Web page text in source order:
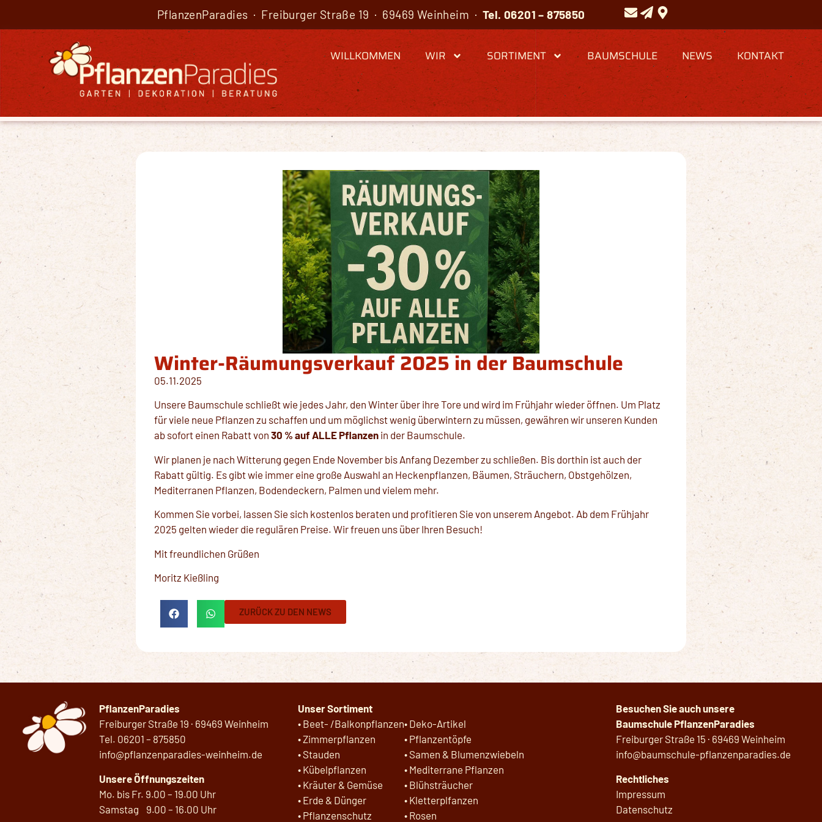
PflanzenParadies · Freiburger Straße 19 · 69469 Weinheim · Tel. 06201 – 875850
WILLKOMMEN WIR SORTIMENT BAUMSCHULE NEWS KONTAKT
Winter-Räumungsverkauf 2025 in der Baumschule
05.11.2025
Unsere Baumschule schließt wie jedes Jahr, den Winter über ihre Tore und wird im Frühjahr wieder öffnen. Um Platz
für viele neue Pflanzen zu schaffen und um möglichst wenig überwintern zu müssen, gewähren wir unseren Kunden
ab sofort einen Rabatt von 30 % auf ALLE Pflanzen in der Baumschule.
Wir planen je nach Witterung gegen Ende November bis Anfang Dezember zu schließen. Bis dorthin ist auch der
Rabatt gültig. Es gibt wie immer eine große Auswahl an Heckenpflanzen, Bäumen, Sträuchern, Obstgehölzen,
Mediterranen Pflanzen, Bodendeckern, Palmen und vielem mehr.
Kommen Sie vorbei, lassen Sie sich kostenlos beraten und profitieren Sie von unserem Angebot. Ab dem Frühjahr
2025 gelten wieder die regulären Preise. Wir freuen uns über Ihren Besuch!
Mit freundlichen Grüßen
Moritz Kießling
ZURÜCK ZU DEN NEWS
PflanzenParadies
Freiburger Straße 19 · 69469 Weinheim
Tel. 06201 – 875850
info@pflanzenparadies-weinheim.de
Unsere Öffnungszeiten
Mo. bis Fr. 9.00 – 19.00 Uhr
Samstag 9.00 – 16.00 Uhr
Unser Sortiment
• Beet- /Balkonpflanzen
•Zimmerpflanzen
• Stauden
• Kübelpflanzen
• Kräuter & Gemüse
• Erde & Dünger
• Pflanzenschutz
• Deko-Artikel
• Pflanzentöpfe
• Samen & Blumenzwiebeln
• Mediterrane Pflanzen
• Blühsträucher
• Kletterplfanzen
• Rosen
Besuchen Sie auch unsere
Baumschule PflanzenParadies
Freiburger Straße 15 · 69469 Weinheim
info@baumschule-pflanzenparadies.de
Rechtliches
Impressum
Datenschutz